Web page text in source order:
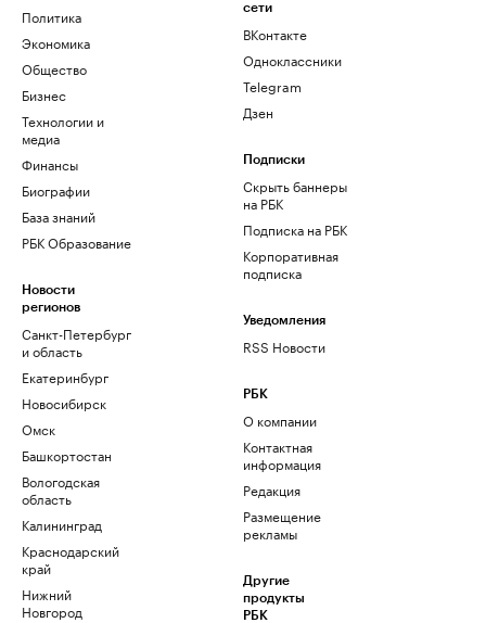
Политика
Экономика
Общество
Бизнес
Технологии и
медиа
Финансы
Биографии
База знаний
РБК Образование
Новости
регионов
Санкт-Петербург
и область
Екатеринбург
Новосибирск
Омск
Башкортостан
Вологодская
область
Калининград
Краснодарский
край
Нижний
Новгород
сети
ВКонтакте
Одноклассники
Telegram
Дзен
Подписки
Скрыть баннеры
на РБК
Подписка на РБК
Корпоративная
подписка
Уведомления
RSS Новости
РБК
О компании
Контактная
информация
Редакция
Размещение
рекламы
Другие
продукты
РБК